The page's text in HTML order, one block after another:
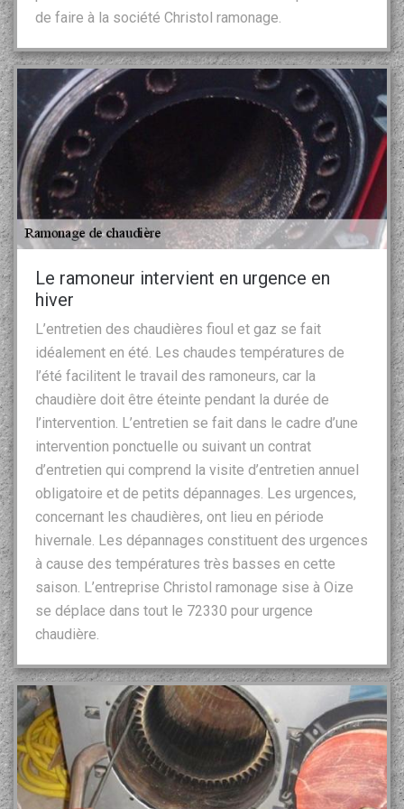
de faire à la société Christol ramonage.
Le ramoneur intervient en urgence en
hiver
L’entretien des chaudières fioul et gaz se fait
idéalement en été. Les chaudes températures de
l’été facilitent le travail des ramoneurs, car la
chaudière doit être éteinte pendant la durée de
l’intervention. L’entretien se fait dans le cadre d’une
intervention ponctuelle ou suivant un contrat
d’entretien qui comprend la visite d’entretien annuel
obligatoire et de petits dépannages. Les urgences,
concernant les chaudières, ont lieu en période
hivernale. Les dépannages constituent des urgences
à cause des températures très basses en cette
saison. L’entreprise Christol ramonage sise à Oize
se déplace dans tout le 72330 pour urgence
chaudière.